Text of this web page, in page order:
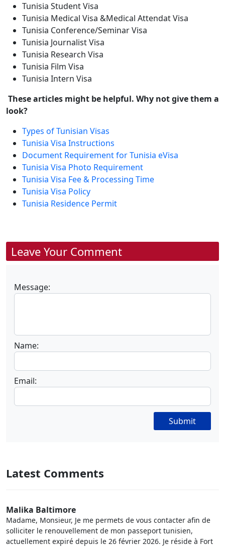
Tunisia Student Visa
Tunisia Medical Visa &Medical Attendat Visa
Tunisia Conference/Seminar Visa
Tunisia Journalist Visa
Tunisia Research Visa
Tunisia Film Visa
Tunisia Intern Visa
These articles might be helpful. Why not give them a
look?
Types of Tunisian Visas
Tunisia Visa Instructions
Document Requirement for Tunisia eVisa
Tunisia Visa Photo Requirement
Tunisia Visa Fee & Processing Time
Tunisia Visa Policy
Tunisia Residence Permit
Leave Your Comment
Message:
Name:
Email:
Submit
Latest Comments
Malika Baltimore
Madame, Monsieur, Je me permets de vous contacter afin de
solliciter le renouvellement de mon passeport tunisien,
actuellement expiré depuis le 26 février 2026. Je réside à Fort